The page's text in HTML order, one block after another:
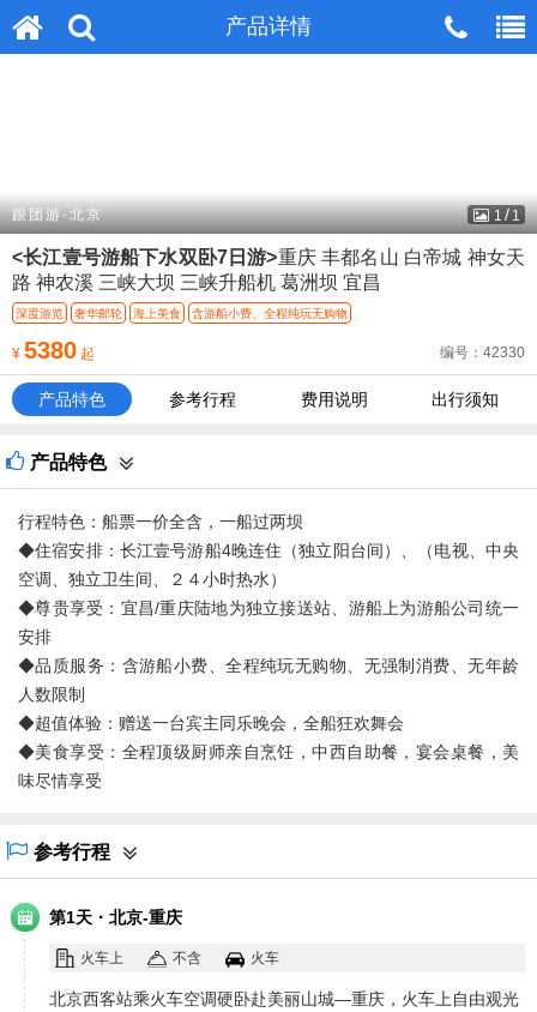
产品详情
head_m_tel.htm
1 / 1
跟团游·北京
<长江壹号游船下水双卧7日游>重庆 丰都名山 白帝城 神女天
路 神农溪 三峡大坝 三峡升船机 葛洲坝 宜昌
深度游览 奢华邮轮 海上美食 含游船小费、全程纯玩无购物
¥ 5380 起 编号：42330
产品特色 参考行程 费用说明 出行须知
产品特色
行程特色：船票一价全含，一船过两坝
◆住宿安排：长江壹号游船4晚连住（独立阳台间）、（电视、中央
空调、独立卫生间、２４小时热水）
◆尊贵享受：宜昌/重庆陆地为独立接送站、游船上为游船公司统一
安排
◆品质服务：含游船小费、全程纯玩无购物、无强制消费、无年龄
人数限制
◆超值体验：赠送一台宾主同乐晚会，全船狂欢舞会
◆美食享受：全程顶级厨师亲自烹饪，中西自助餐，宴会桌餐，美
味尽情享受
参考行程
第1天 · 北京-重庆
火车上 不含 火车
北京西客站乘火车空调硬卧赴美丽山城—重庆，火车上自由观光